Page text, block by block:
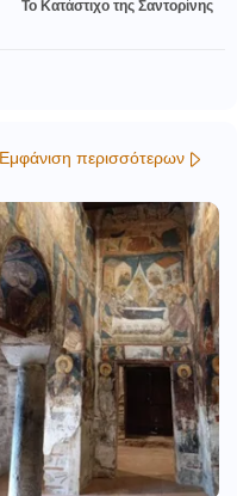
Το Κατάστιχο της Σαντορίνης
Εμφάνιση περισσότερων